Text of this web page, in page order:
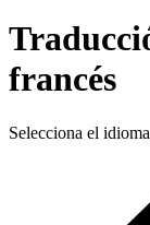
francés
Selecciona el